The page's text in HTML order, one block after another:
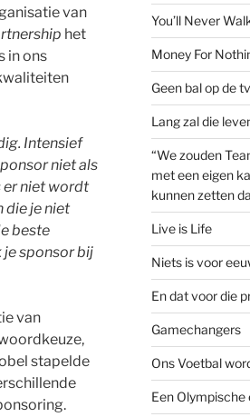
van
het
in ons
Intensief
niet als
er niet wordt
die je niet
beste
je sponsor bij
van
stapelde
You’ll Never
Money For
Geen bal op de tv
Lang zal die
“We zouden
met een eigen
kunnen zetten
Live is Life
Niets is voor
En dat voor die
Gamechangers
Ons Voetbal
Een Olympische